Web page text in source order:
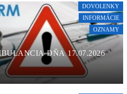
DOVOLENKY
INFORMÁCIE
OZNAMY
DŇA 17.07.2026